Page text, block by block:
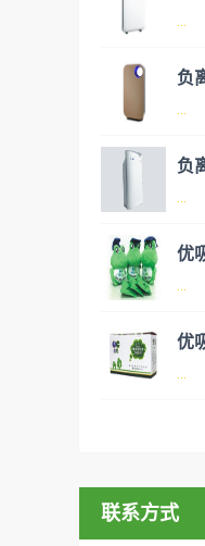
...
般
高
能：
所
册
负
...
般包
高
能：
所
负
...
般包
效
所、
优
...
在
以辅
优
...
无定
体
联系方式